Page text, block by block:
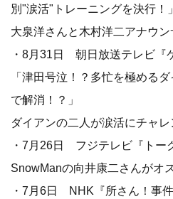
別"涙活"トレーニングを決行！」
大泉洋さんと木村洋二アナウ
・8月31日 朝日放送テレビ『
「津田号泣！？多忙を極める
で解消！？」
ダイアンの二人が涙活にチャレ
・7月26日 フジテレビ『トー
SnowManの向井康二さんがオ
・7月6日 NHK『所さん！事件